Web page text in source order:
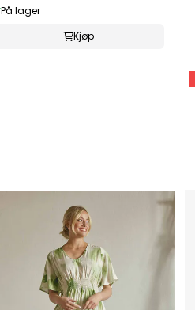
På lager
Kjøp